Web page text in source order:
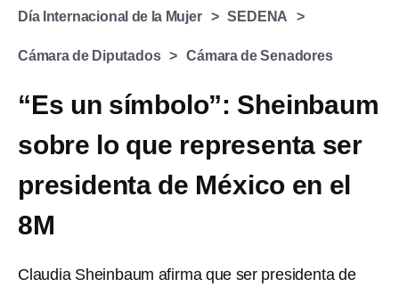
Día Internacional de la Mujer SEDENA
Cámara de Diputados Cámara de Senadores
“Es un símbolo”: Sheinbaum
sobre lo que representa ser
presidenta de México en el
8M
Claudia Sheinbaum afirma que ser presidenta de